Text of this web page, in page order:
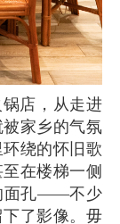
家乡的气氛
绕的怀旧歌
在楼梯一侧
面孔——不少
了影像。毋